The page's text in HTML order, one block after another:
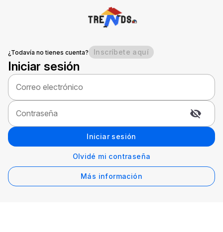
¿Todavía no tienes cuenta? Inscríbete aquí
Iniciar sesión
Correo electrónico
Contraseña
Iniciar sesión
Olvidé mi contraseña
Más información